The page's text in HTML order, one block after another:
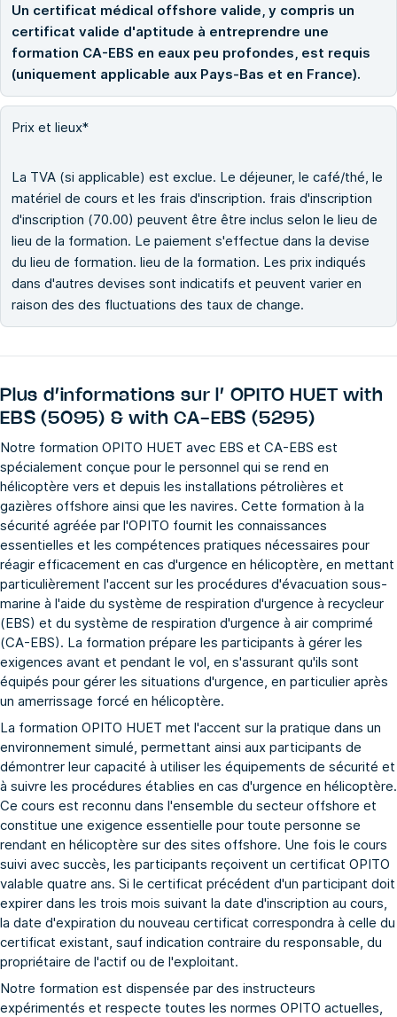
Un certificat médical offshore valide, y compris un
certificat valide d'aptitude à entreprendre une
formation CA-EBS en eaux peu profondes, est requis
(uniquement applicable aux Pays-Bas et en France).
Prix et lieux*
La TVA (si applicable) est exclue. Le déjeuner, le café/thé, le
matériel de cours et les frais d'inscription. frais d'inscription
d'inscription (70.00) peuvent être être inclus selon le lieu de
lieu de la formation. Le paiement s'effectue dans la devise
du lieu de formation. lieu de la formation. Les prix indiqués
dans d'autres devises sont indicatifs et peuvent varier en
raison des des fluctuations des taux de change.
Plus d’informations sur l’ OPITO HUET with
EBS (5095) & with CA-EBS (5295)
Notre formation OPITO HUET avec EBS et CA-EBS est
spécialement conçue pour le personnel qui se rend en
hélicoptère vers et depuis les installations pétrolières et
gazières offshore ainsi que les navires. Cette formation à la
sécurité agréée par l'OPITO fournit les connaissances
essentielles et les compétences pratiques nécessaires pour
réagir efficacement en cas d'urgence en hélicoptère, en mettant
particulièrement l'accent sur les procédures d'évacuation sous-
marine à l'aide du système de respiration d'urgence à recycleur
(EBS) et du système de respiration d'urgence à air comprimé
(CA-EBS). La formation prépare les participants à gérer les
exigences avant et pendant le vol, en s'assurant qu'ils sont
équipés pour gérer les situations d'urgence, en particulier après
un amerrissage forcé en hélicoptère.
La formation OPITO HUET met l'accent sur la pratique dans un
environnement simulé, permettant ainsi aux participants de
démontrer leur capacité à utiliser les équipements de sécurité et
à suivre les procédures établies en cas d'urgence en hélicoptère.
Ce cours est reconnu dans l'ensemble du secteur offshore et
constitue une exigence essentielle pour toute personne se
rendant en hélicoptère sur des sites offshore. Une fois le cours
suivi avec succès, les participants reçoivent un certificat OPITO
valable quatre ans. Si le certificat précédent d'un participant doit
expirer dans les trois mois suivant la date d'inscription au cours,
la date d'expiration du nouveau certificat correspondra à celle du
certificat existant, sauf indication contraire du responsable, du
propriétaire de l'actif ou de l'exploitant.
Notre formation est dispensée par des instructeurs
expérimentés et respecte toutes les normes OPITO actuelles,